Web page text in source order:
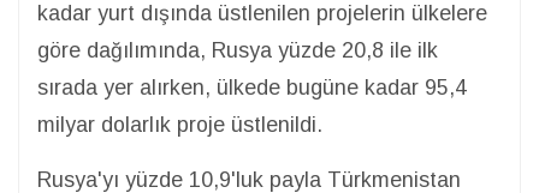
kadar yurt dışında üstlenilen projelerin ülkelere
göre dağılımında, Rusya yüzde 20,8 ile ilk
sırada yer alırken, ülkede bugüne kadar 95,4
milyar dolarlık proje üstlenildi.
Rusya'yı yüzde 10,9'luk payla Türkmenistan